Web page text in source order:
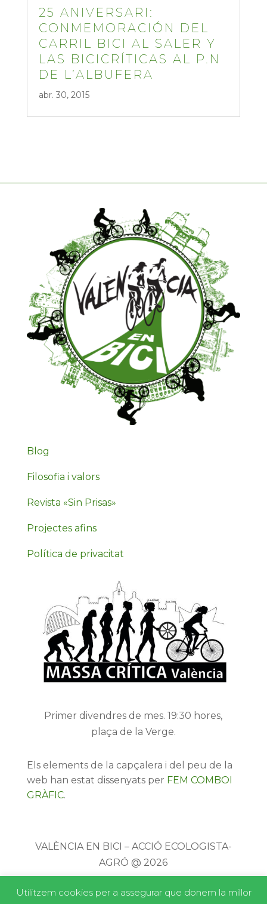
25 ANIVERSARI:
CONMEMORACIÓN DEL
CARRIL BICI AL SALER Y
LAS BICICRÍTICAS AL P.N
DE L’ALBUFERA
abr. 30, 2015
Blog
Filosofia i valors
Revista «Sin Prisas»
Projectes afins
Política de privacitat
Primer divendres de mes. 19:30 hores,
plaça de la Verge.
Els elements de la capçalera i del peu de la
web han estat dissenyats per FEM COMBOI
GRÀFIC.
VALÈNCIA EN BICI – ACCIÓ ECOLOGISTA-
AGRÓ @ 2026
Utilitzem cookies per a assegurar que donem la millor